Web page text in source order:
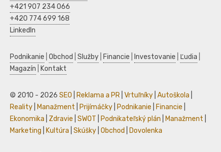
+421 907 234 066
+420 774 699 168
LinkedIn
Podnikanie Obchod Služby Financie Investovanie Ľudia
Magazín
Kontakt
© 2010 - 2026 SEO Reklama a PR Vrtuľníky Autoškola
Reality
Manažment Prijímáčky Podnikanie Financie
Ekonomika
Zdravie SWOT Podnikateľský plán Manažment
Marketing
Kultúra Skúšky Obchod Dovolenka